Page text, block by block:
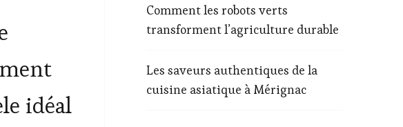
idéal
Comment les robots verts
transforment l’agriculture durable
Les saveurs authentiques de la
cuisine asiatique à Mérignac